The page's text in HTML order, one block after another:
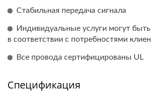
Стабильная передача сигнала
Индивидуальные услуги могут
в соответствии с потребностями
Все провода сертифицированы UL
Спецификация